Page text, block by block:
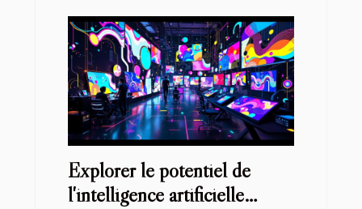
Explorer le potentiel de
l'intelligence artificielle